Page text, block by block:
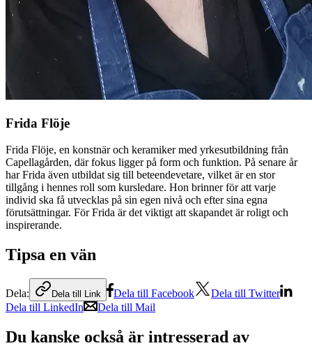
Frida Flöje
Frida Flöje, en konstnär och keramiker med yrkesutbildning från
Capellagården, där fokus ligger på form och funktion. På senare år
har Frida även utbildat sig till beteendevetare, vilket är en stor
tillgång i hennes roll som kursledare. Hon brinner för att varje
individ ska få utvecklas på sin egen nivå och efter sina egna
förutsättningar. För Frida är det viktigt att skapandet är roligt och
inspirerande.
Tipsa en vän
Dela: Dela till Link Dela till Facebook
Dela till Twitter
Dela till LinkedIn
Dela till Mail
Du kanske också är intresserad av